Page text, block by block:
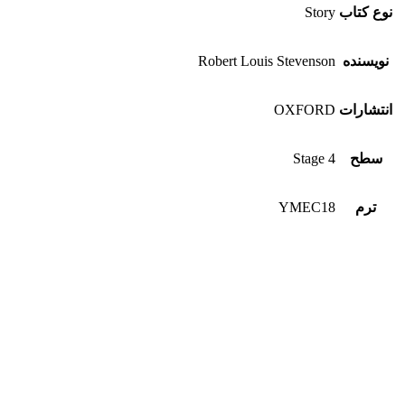
نوع کتاب Story
نویسنده Robert Louis Stevenson
انتشارات OXFORD
سطح Stage 4
ترم YMEC18